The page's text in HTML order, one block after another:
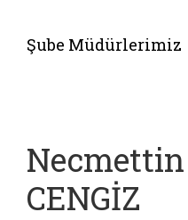
Şube Müdürlerimiz
Necmettin
CENGİZ